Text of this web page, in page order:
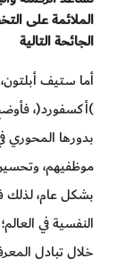
الملائمة على
الجائحة التالية
أما ستيف
)أكسفورد(،
بدورها
موظفيهم،
بشكل عام، لذلك
النفسية في
خلال تبادل